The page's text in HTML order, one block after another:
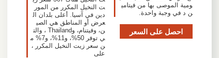
ومية الموصى بها من فيتامي
ن د في وجبة واحدة.
احصل على السعر
ت النخيل المكرر من المور
دين في آسيا. أعلى بلدان ال
عرض أو المناطق هي الصي
ن، وفيتنام، وThailand ، والت
ي توفر 50%، و11%، و7% م
ن سعر زيت النخيل المكرر ،
على